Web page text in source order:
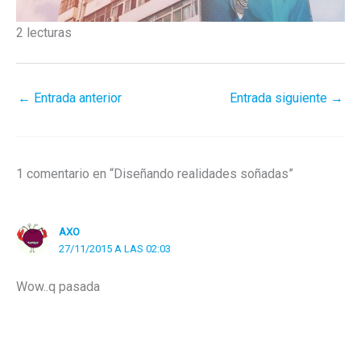
2 lecturas
← Entrada anterior Entrada siguiente →
1 comentario en “Diseñando realidades soñadas”
AXO
27/11/2015 A LAS 02:03
Wow..q pasada